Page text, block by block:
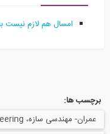
امسال هم لازم نیست
برچسب ها:
عمران- مهندسی سازه، Structural Engineering